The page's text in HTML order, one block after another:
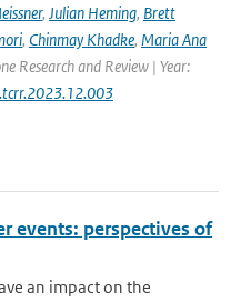
, Julian Heming, Brett
, Chinmay Khadke, Maria Ana
Research and Review | Year:
events: perspectives of
an impact on the